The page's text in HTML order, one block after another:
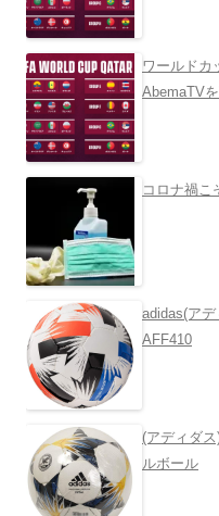
ワールドカ
AbemaTVを
コロナ禍こ
adidas(ア
AFF410
(アディダ
ルボール